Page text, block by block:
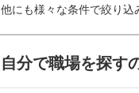
他にも様々な条件で絞り込
自分で職場を探す